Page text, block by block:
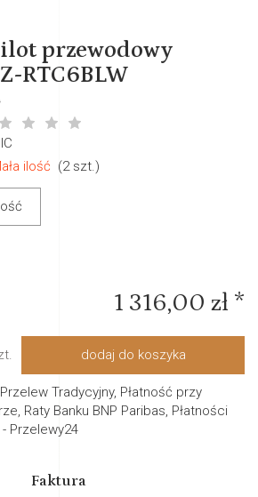
przewodowy
RTC6BLW
ilość (2szt.)
1 316,00 zł *
dodaj do koszyka
Tradycyjny, Płatność przy
Raty Banku BNP Paribas, Płatności
Przelewy24
Faktura